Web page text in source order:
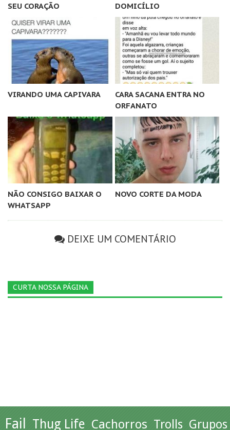
SEU CORAÇÃO
DOMICÍLIO
VIRANDO UMA CAPIVARA
CARA SACANA ENTRA NO
ORFANATO
NÃO CONSIGO BAIXAR O
WHATSAPP
NOVO CORTE DA MODA
DEIXE UM COMENTÁRIO
CURTA NOSSA PÁGINA
Fail Thug Life Cachorros Trolls Grupos